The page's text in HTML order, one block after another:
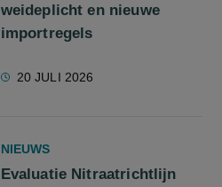
weideplicht en nieuwe
importregels
20 JULI 2026
NIEUWS
Evaluatie Nitraatrichtlijn